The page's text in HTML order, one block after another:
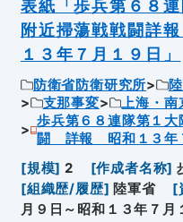
表紙「歩兵第６８
附近掃蕩戦戦闘詳
１３年７月１９日」
防衛省防衛研究所
支那事変
上海・南
歩兵第６８連隊第１
闘 詳報 昭和１３年
[規模] 2 [作成者名称]
[組織歴/履歴] 陸軍省 [
月９日～昭和１３年７月